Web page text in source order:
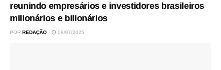
reunindo empresários e investidores brasileiros
milionários e bilionários
POR REDAÇÃO 09/07/2025